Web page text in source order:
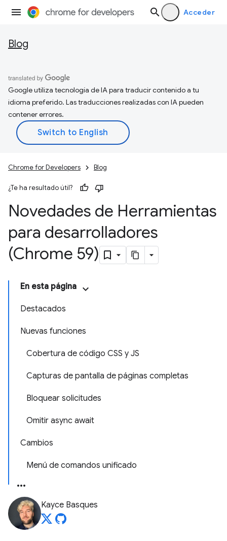
Acceder
Blog
Google utiliza tecnología de IA para traducir contenido a tu
idioma preferido. Las traducciones realizadas con IA pueden
contener errores.
Chrome for Developers Blog
¿Te ha resultado útil?
Novedades de Herramientas
para desarrolladores
(Chrome 59)
En esta página
Destacados
Nuevas funciones
Cobertura de código CSS y JS
Capturas de pantalla de páginas completas
Bloquear solicitudes
Omitir async await
Cambios
Menú de comandos unificado
Kayce Basques